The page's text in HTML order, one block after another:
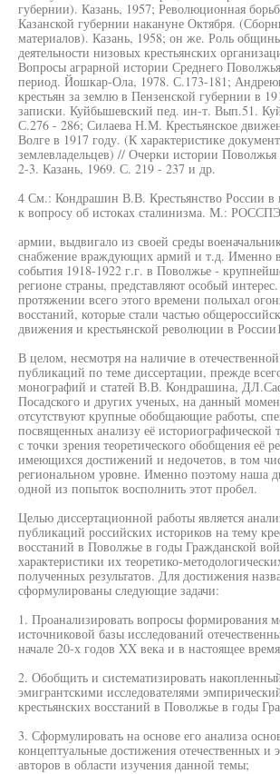
губернии). Казань, 1957; Революционная
Казанской губернии накануне Октября.
материалов). Казань, 1958; он же. Роль
деятельности низовых крестьянских
Вопросы аграрной истории Среднего
период. Йошкар-Ола, 1978. С.173-181;
крестьян за землю в Пензенской губернии в
записки. Куйбышевский пед. ин-т. Вып.51.
С.276 - 286; Силаева Н.М. Крестьянское
Волге в 1917 году. (К характеристике
землевладельцев) // Очерки истории
2-3. Казань, 1969. С. 219 - 237 и др.
4 См.: Кондрашин В.В. Крестьянство России в
к вопросу об истоках сталинизма. М.:
армии, выдвигало из своей среды
снабжение враждующих армий и т.д. Именно в
события 1918-1922 г.г. в Поволжье -
регионе страны, представляют особый
протяжении всего этого времени полыхал
восстаний, которые стали частью
движения и крестьянской революции в
В целом, несмотря на наличие в
публикаций по теме диссертации, прежде
монографий и статей В.В. Кондрашина,
Посадского и других ученых, на данный
отсутствуют крупные обобщающие работы,
посвященных анализу её историографической
с точки зрения теоретического обобщения её
имеющихся достижений и недочетов, в том
региональном уровне. Именно поэтому наша
одной из попыток восполнить этот пробел.
Целью диссертационной работы является
публикаций российских историков на тему
восстаний в Поволжье в годы Гражданской
характеристики их теоретико-
полученных результатов. Для достижения
сформулированы следующие задачи:
1. Проанализировать вопросы формирования
источниковой базы исследований
начале 20-х годов XX века и в настоящее
2. Обобщить и систематизировать
эмигрантскими исследователями
крестьянских восстаний в Поволжье в годы
3. Сформулировать на основе его анализа
концептуальные достижения отечественных и
авторов в области изучения данной темы;